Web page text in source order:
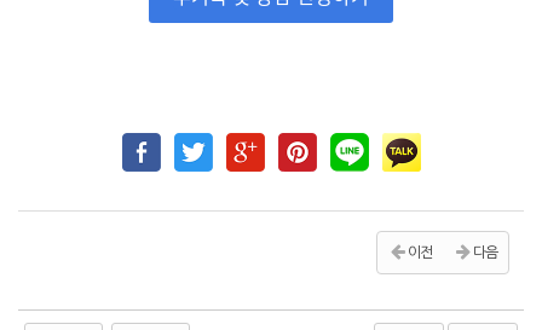
이전 다음